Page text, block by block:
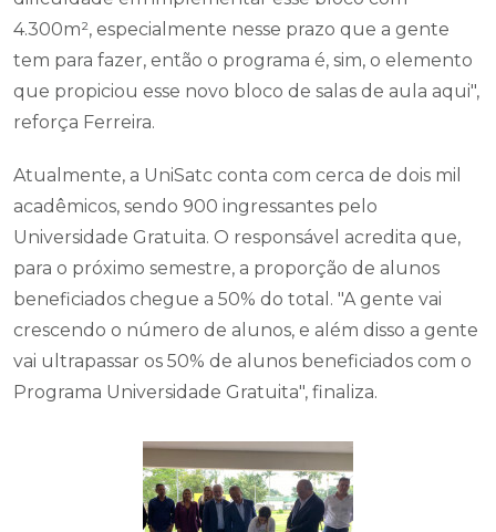
4.300m², especialmente nesse prazo que a gente
tem para fazer, então o programa é, sim, o elemento
que propiciou esse novo bloco de salas de aula aqui",
reforça Ferreira.
Atualmente, a UniSatc conta com cerca de dois mil
acadêmicos, sendo 900 ingressantes pelo
Universidade Gratuita. O responsável acredita que,
para o próximo semestre, a proporção de alunos
beneficiados chegue a 50% do total. "A gente vai
crescendo o número de alunos, e além disso a gente
vai ultrapassar os 50% de alunos beneficiados com o
Programa Universidade Gratuita", finaliza.